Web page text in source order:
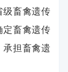
级畜禽遗传
定畜禽遗传
承担畜禽遗